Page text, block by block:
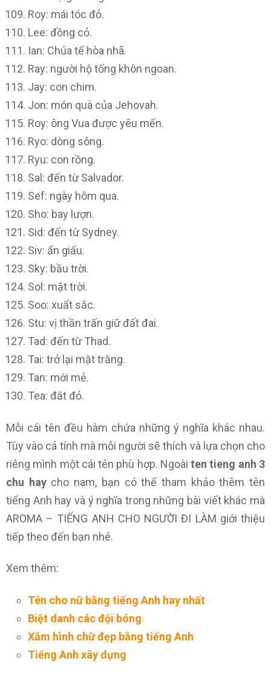
Roy: mái tóc đỏ.
Lee: đồng cỏ.
Ian: Chúa tể hòa nhã.
Ray: người hộ tống khôn ngoan.
Jay: con chim.
Jon: món quà của Jehovah.
Roy: ông Vua được yêu mến.
Ryo: dòng sông.
Ryu: con rồng.
Sal: đến từ Salvador.
Sef: ngày hôm qua.
Sho: bay lượn.
Sid: đến từ Sydney.
Siv: ẩn giấu.
Sky: bầu trời.
Sol: mặt trời.
Soo: xuất sắc.
Stu: vị thần trấn giữ đất đai.
Tad: đến từ Thad.
Tai: trở lại mặt trăng.
Tan: mới mẻ.
Tea: đắt đỏ.
Mỗi cái tên đều hàm chứa những ý nghĩa khác nhau.
Tùy vào cá tính mà mỗi người sẽ thích và lựa chọn cho
riêng mình một cái tên phù hợp. Ngoàiten tieng anh 3
chu haycho nam, bạn có thể tham khảo thêm tên
tiếng Anh hay và ý nghĩa trong những bài viết khác mà
AROMA – TIẾNG ANH CHO NGƯỜI ĐI LÀM giới thiệu
tiếp theo đến bạn nhé.
Xem thêm:
Tên cho nữ bằng tiếng Anh hay nhất
Biệt danh các đội bóng
Xăm hình chữ đẹp bằng tiếng Anh
Tiếng Anh xây dựng